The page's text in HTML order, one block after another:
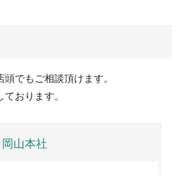
でもご相談頂けます。
おります。
岡山本社